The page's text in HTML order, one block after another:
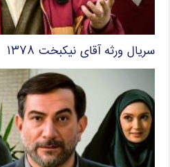
سریال ورثه آقای نیکبخت ۱۳۷۸